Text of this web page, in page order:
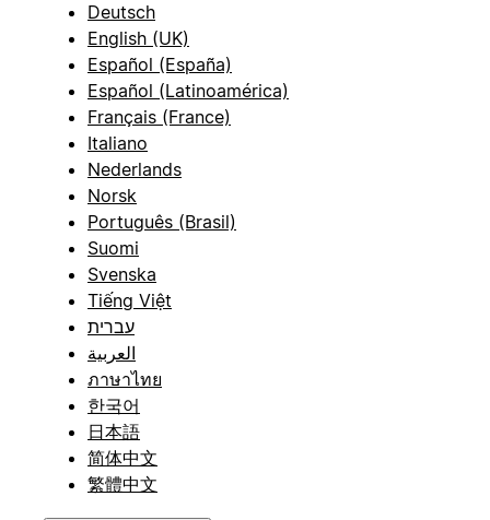
Deutsch
English (UK)
Español (España)
Español (Latinoamérica)
Français (France)
Italiano
Nederlands
Norsk
Português (Brasil)
Suomi
Svenska
Tiếng Việt
עברית
العربية
ภาษาไทย
한국어
日本語
简体中文
繁體中文